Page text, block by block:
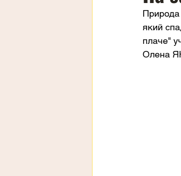
Природа
який
плаче"
Олена